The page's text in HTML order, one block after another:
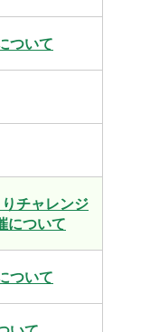
ついて
チャレンジ
について
ついて